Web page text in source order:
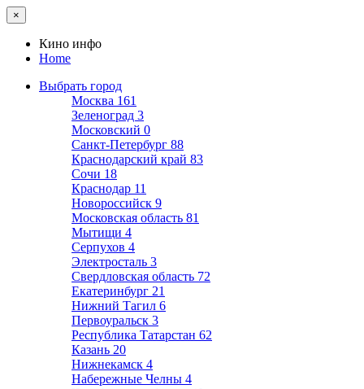
×
Кино инфо
Home
Выбрать город
Москва 161
Зеленоград 3
Московский 0
Санкт-Петербург 88
Краснодарский край 83
Сочи 18
Краснодар 11
Новороссийск 9
Московская область 81
Мытищи 4
Серпухов 4
Электросталь 3
Свердловская область 72
Екатеринбург 21
Нижний Тагил 6
Первоуральск 3
Республика Татарстан 62
Казань 20
Нижнекамск 4
Набережные Челны 4